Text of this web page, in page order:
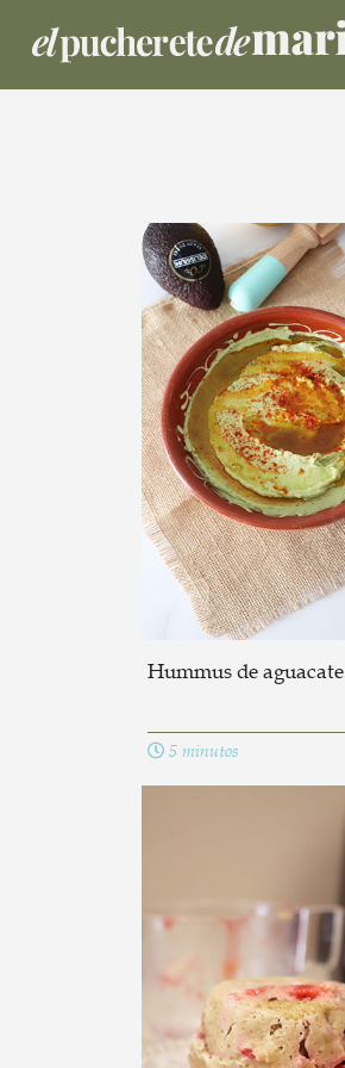
Hummus de aguacate
5 minutos